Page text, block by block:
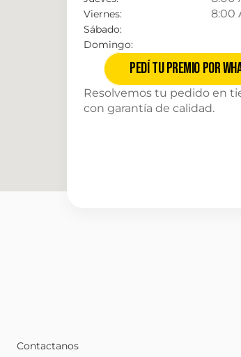
Viernes: 8:00
Sábado:
Domingo:
Pedí tu premio por
Resolvemos tu pedido en
con garantía de calidad.
Contactanos